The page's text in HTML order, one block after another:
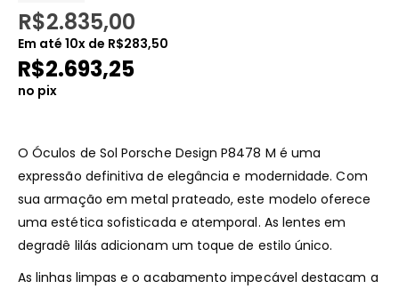
R$2.835,00
Em até 10x de R$283,50
R$2.693,25
no pix
O Óculos de Sol Porsche Design P8478 M é uma
expressão definitiva de elegância e modernidade. Com
sua armação em metal prateado, este modelo oferece
uma estética sofisticada e atemporal. As lentes em
degradê lilás adicionam um toque de estilo único.
As linhas limpas e o acabamento impecável destacam a